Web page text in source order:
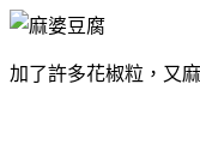
加了許多花椒粒，又